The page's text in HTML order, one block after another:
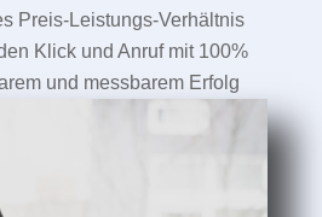
Preis-Leistungs-Verhältnis
Klick und Anruf mit 100%
und messbarem Erfolg